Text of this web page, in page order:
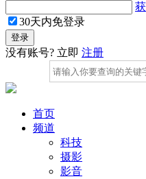
30天内免登录
没有账号? 立即 注册
首页
频道
科技
摄影
影音